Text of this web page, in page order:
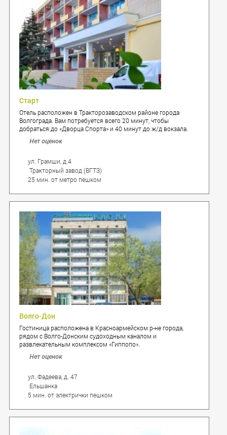
Старт
Отель расположен в Тракторозаводском районе города
Волгограда. Вам потребуется всего 20 минут, чтобы
добраться до «Дворца Спорта» и 40 минут до ж/д вокзала.
и бар.Нет оценок
ул. Грамши, д.4
Тракторный завод (ВГТЗ)
25 мин. от метро пешком
Волго-Дон
Гостиница расположена в Красноармейском р-не города,
рядом с Волго-Донским судоходным каналом и
развлекательным комплексом «Гиппопо».
Нет оценок
ул. Фадеева, д. 47
Ельшанка
5 мин. от электрички пешком